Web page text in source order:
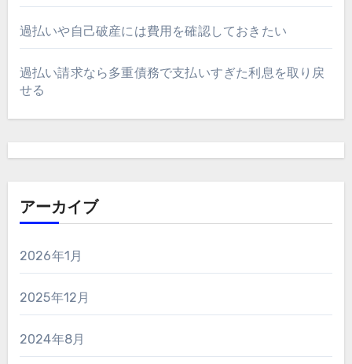
過払いや自己破産には費用を確認しておきたい
過払い請求なら多重債務で支払いすぎた利息を取り戻
せる
アーカイブ
2026年1月
2025年12月
2024年8月